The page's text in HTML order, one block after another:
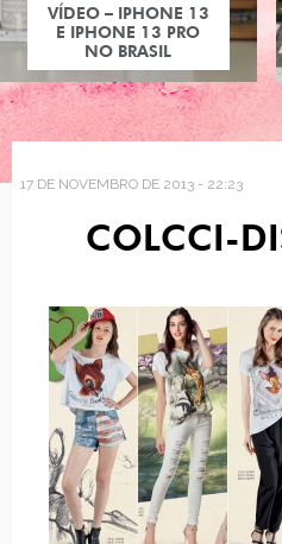
VÍDEO – IPHONE 13
E IPHONE 13 PRO
NO BRASIL
17 DE NOVEMBRO DE 2013 - 22:23
COLCCI-